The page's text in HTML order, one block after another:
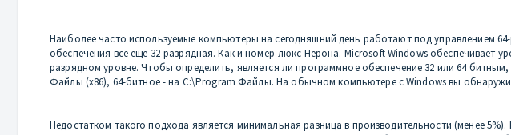
Наиболее часто используемые компьютеры на сегодняшний день работают под управлением
обеспечения все еще 32-разрядная. Как и номер-люкс Нерона. Microsoft Windows
разрядном уровне. Чтобы определить, является ли программное обеспечение 32 или 64
Файлы (x86), 64-битное - на C:\Program Файлы. На обычном компьютере с Windows вы
Недостатком такого подхода является минимальная разница в производительности (менее